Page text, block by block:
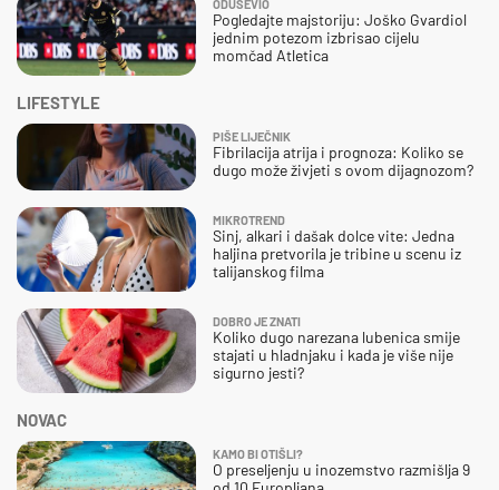
ODUŠEVIO
Pogledajte majstoriju: Joško Gvardiol
jednim potezom izbrisao cijelu
momčad Atletica
NOVAC
KAMO BI OTIŠLI?
O preseljenju u inozemstvo razmišlja 9
LIFESTYLE
PIŠE LIJEČNIK
Fibrilacija atrija i prognoza: Koliko se
dugo može živjeti s ovom dijagnozom?
MIKROTREND
Sinj, alkari i dašak dolce vite: Jedna
haljina pretvorila je tribine u scenu iz
talijanskog filma
DOBRO JE ZNATI
Koliko dugo narezana lubenica smije
stajati u hladnjaku i kada je više nije
sigurno jesti?